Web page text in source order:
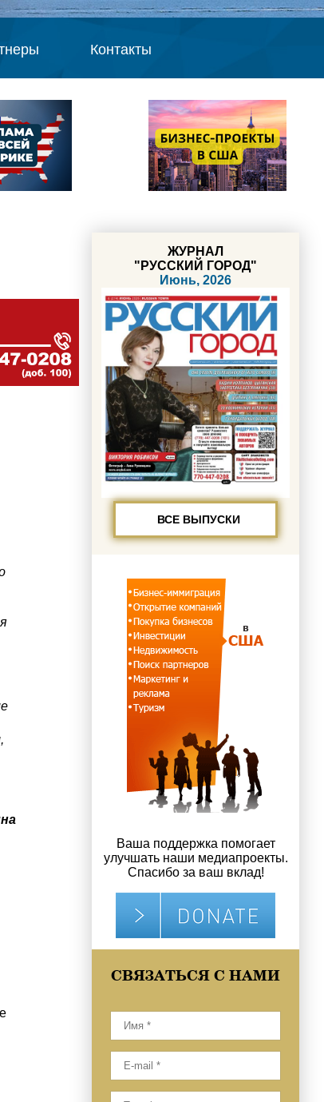
Контакты
ЖУРНАЛ
"РУССКИЙ ГОРОД"
Июнь, 2026
ВСЕ ВЫПУСКИ
Ваша поддержка помогает
улучшать наши медиапроекты.
Спасибо за ваш вклад!
СВЯЗАТЬСЯ С НАМИ